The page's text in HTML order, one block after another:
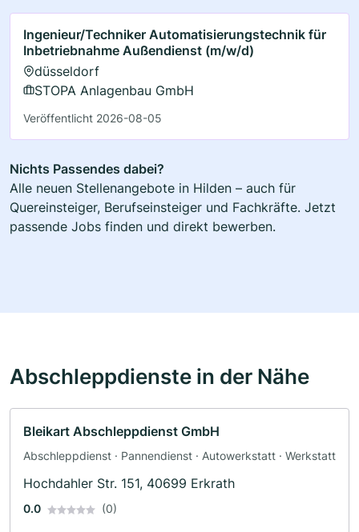
Ingenieur/Techniker Automatisierungstechnik für
Inbetriebnahme Außendienst (m/w/d)
düsseldorf
STOPA Anlagenbau GmbH
Veröffentlicht 2026-08-05
Nichts Passendes dabei?
Alle neuen Stellenangebote in Hilden – auch für
Quereinsteiger, Berufseinsteiger und Fachkräfte. Jetzt
passende Jobs finden und direkt bewerben.
Abschleppdienste in der Nähe
Bleikart Abschleppdienst GmbH
Abschleppdienst · Pannendienst · Autowerkstatt · Werkstatt
Hochdahler Str. 151, 40699 Erkrath
0.0 (0)